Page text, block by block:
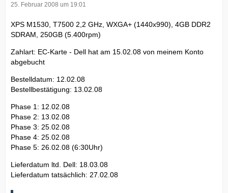
25. Februar 2008 um 19:01
XPS M1530, T7500 2,2 GHz, WXGA+ (1440x990), 4GB DDR2
SDRAM, 250GB (5.400rpm)
Zahlart: EC-Karte - Dell hat am 15.02.08 von meinem Konto
abgebucht
Bestelldatum: 12.02.08
Bestellbestätigung: 13.02.08
Phase 1: 12.02.08
Phase 2: 13.02.08
Phase 3: 25.02.08
Phase 4: 25.02.08
Phase 5: 26.02.08 (6:30Uhr)
Lieferdatum ltd. Dell: 18.03.08
Lieferdatum tatsächlich: 27.02.08